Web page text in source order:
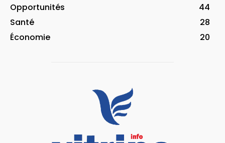
Opportunités
44
Santé
28
Économie
20